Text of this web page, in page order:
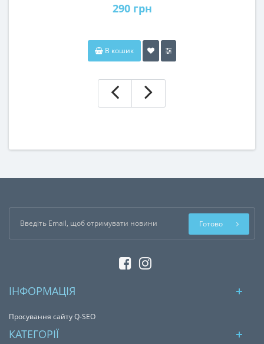
290 грн
В кошик
Готово
ІНФОРМАЦІЯ
Просування сайту Q-SEO
КАТЕГОРІЇ